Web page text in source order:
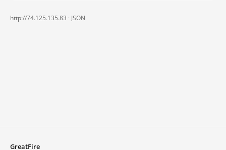
http://74.125.135.83 · JSON
GreatFire